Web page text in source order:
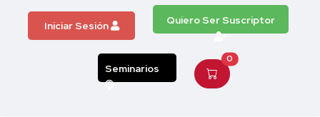
Iniciar Sesión Quiero Ser Suscriptor
Seminarios
0